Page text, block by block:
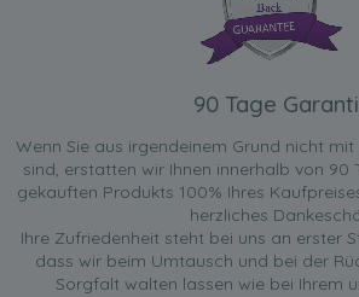
90 Tage
Wenn Sie aus irgendeinem Grund nicht
sind, erstatten wir Ihnen innerhalb von 90
gekauften Produkts 100% Ihres
herzliches
Ihre Zufriedenheit steht bei uns an erster
dass wir beim Umtausch und bei der
Sorgfalt walten lassen wie bei Ihrem